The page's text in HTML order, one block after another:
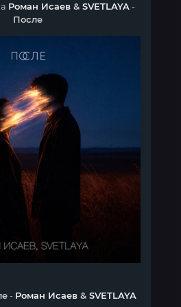
Роман Исаев & SVETLAYA-
После
- Роман Исаев& SVETLAYA